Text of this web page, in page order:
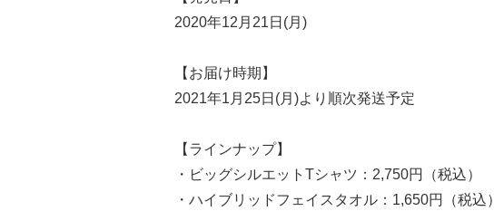
2020年12月21日(月)
【お届け時期】
2021年1月25日(月)より順次発送予定
【ラインナップ】
・ビッグシルエットTシャツ：2,750円（税込）
・ハイブリッドフェイスタオル：1,650円（税込）